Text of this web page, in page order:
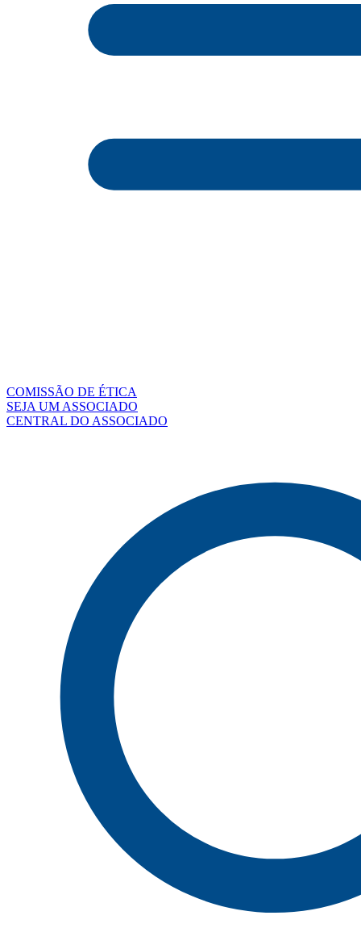
COMISSÃO DE ÉTICA
SEJA UM ASSOCIADO
CENTRAL DO ASSOCIADO